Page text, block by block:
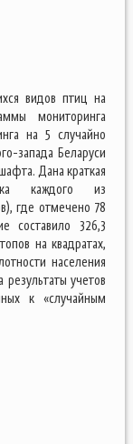
видов птиц на
мониторинга
на 5 случайно
запада Беларуси
Дана краткая
каждого из
где отмечено 78
составило 326,3
на квадратах,
населения
учетов
к «случайным